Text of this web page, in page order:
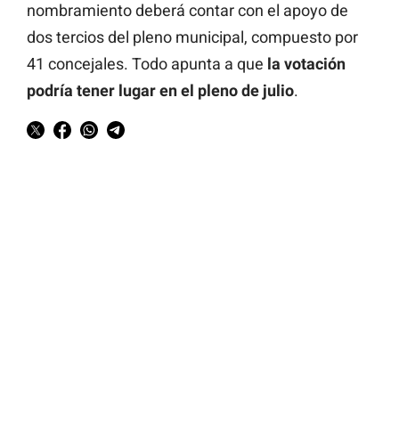
nombramiento deberá contar con el apoyo de
dos tercios del pleno municipal, compuesto por
41 concejales. Todo apunta a que la votación
podría tener lugar en el pleno de julio.